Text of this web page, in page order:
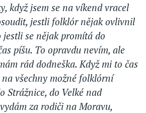
když jsem se na víkend vracel
jestli folklór nějak ovlivnil
se nějak promítá do
píšu. To opravdu nevím, ale
rád dodneška. Když mi to čas
všechny možné folklórní
Strážnice, do Velké nad
za rodiči na Moravu,